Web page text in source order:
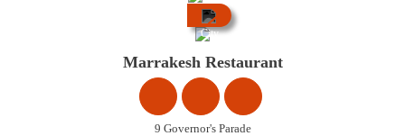
City
Marrakesh Restaurant
9 Governor's Parade